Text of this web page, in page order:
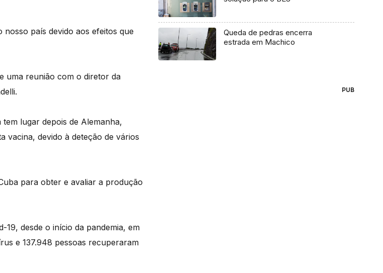
nosso país devido aos efeitos que
uma reunião com o diretor da
lugar depois de Alemanha,
vacina, devido à deteção de vários
para obter e avaliar a produção
19, desde o início da pandemia, em
e 137.948 pessoas recuperaram
Queda de pedras encerra
estrada em Machico
PUB